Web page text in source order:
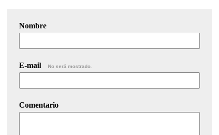
Nombre
E-mail No será mostrado.
Comentario